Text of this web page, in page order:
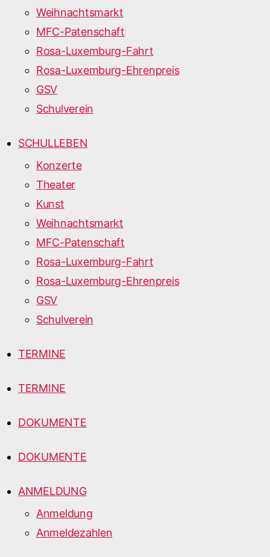
Weihnachtsmarkt
MFC-Patenschaft
Rosa-Luxemburg-Fahrt
Rosa-Luxemburg-Ehrenpreis
GSV
Schulverein
SCHULLEBEN
Konzerte
Theater
Kunst
Weihnachtsmarkt
MFC-Patenschaft
Rosa-Luxemburg-Fahrt
Rosa-Luxemburg-Ehrenpreis
GSV
Schulverein
TERMINE
TERMINE
DOKUMENTE
DOKUMENTE
ANMELDUNG
Anmeldung
Anmeldezahlen